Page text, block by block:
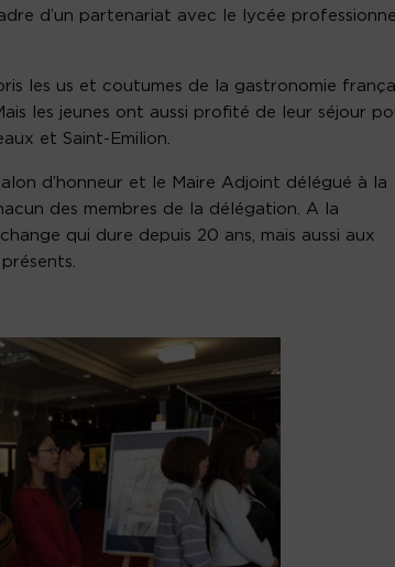
d’un partenariat avec le lycée
les us et coutumes de la gastronomie
les jeunes ont aussi profité de leur séjour
et Saint-Emilion.
d’honneur et le Maire Adjoint délégué à la
des membres de la délégation. A la
qui dure depuis 20 ans, mais aussi aux